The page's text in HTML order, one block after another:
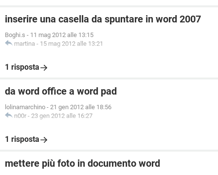
inserire una casella da spuntare in word 2007
Boghi.s - 11 mag 2012 alle 13:15
martina - 15 mag 2012 alle 13:21
1 risposta
da word office a word pad
lolinamarchino - 21 gen 2012 alle 18:56
n00r - 23 gen 2012 alle 16:27
1 risposta
mettere più foto in documento word